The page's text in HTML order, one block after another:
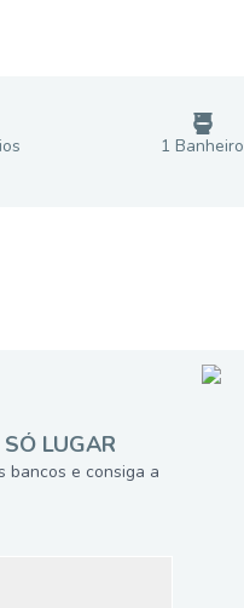
s 1 Banheiro
LUGAR
bancos e consiga a